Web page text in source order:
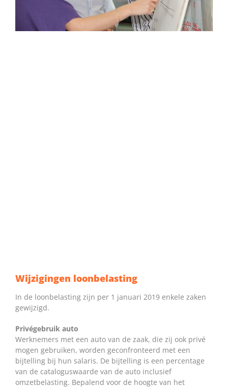
Wijzigingen loonbelasting
In de loonbelasting zijn per 1 januari 2019 enkele zaken
gewijzigd.
Privégebruik auto
Werknemers met een auto van de zaak, die zij ook privé
mogen gebruiken, worden geconfronteerd met een
bijtelling bij hun salaris. De bijtelling is een percentage
van de cataloguswaarde van de auto inclusief
omzetbelasting. Bepalend voor de hoogte van het